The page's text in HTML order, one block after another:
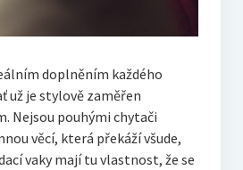
doplněním každého
už je stylově zaměřen
Nejsou pouhými chytači
věcí, která překáží všude,
vaky mají tu vlastnost, že se